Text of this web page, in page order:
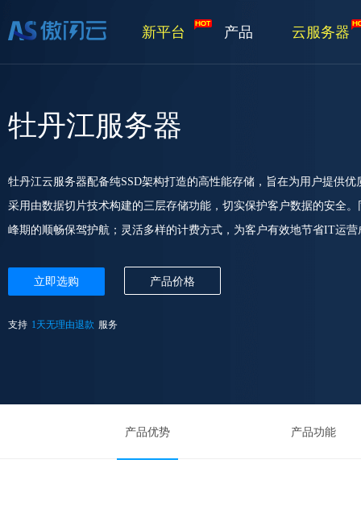
新平台 产品 云服务器
牡丹江服务器
牡丹江云服务器配备纯SSD架构打造的高性能存储，旨在为用户提供
采用由数据切片技术构建的三层存储功能，切实保护客户数据的安全
峰期的顺畅保驾护航；灵活多样的计费方式，为客户有效地节省IT运
立即选购 产品价格
支持 1天无理由退款 服务
产品优势 产品功能